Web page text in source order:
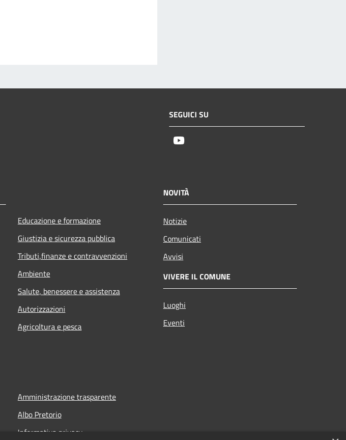
SEGUICI SU
Educazione e formazione
Giustizia e sicurezza pubblica
Tributi,finanze e contravvenzioni
Ambiente
Salute, benessere e assistenza
Autorizzazioni
Agricoltura e pesca
NOVITÀ
Notizie
Comunicati
Avvisi
VIVERE IL COMUNE
Luoghi
Eventi
Amministrazione trasparente
Albo Pretorio
Informativa privacy